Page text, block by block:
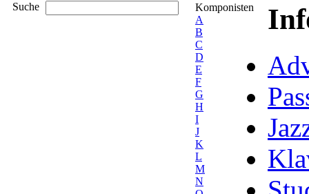
Suche
Komponisten
A
B
C
D
E
F
G
H
I
J
K
L
M
N